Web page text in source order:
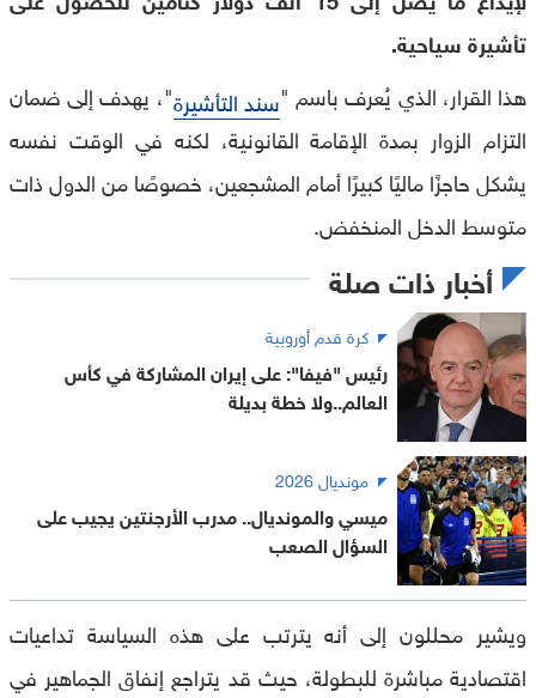
تأشيرة سياحية.
هذا القرار، الذي يُعرف باسم "سند التأشيرة"، يهدف إلى ضمان
التزام الزوار بمدة الإقامة القانونية، لكنه في الوقت نفسه
يشكل حاجزًا ماليًا كبيرًا أمام المشجعين، خصوصًا من الدول ذات
متوسط الدخل المنخفض.
أخبار ذات صلة
كرة قدم أوروبية
رئيس "فيفا": على إيران المشاركة في كأس
العالم..ولا خطة بديلة
مونديال 2026
ميسي والمونديال.. مدرب الأرجنتين يجيب على
السؤال الصعب
ويشير محللون إلى أنه يترتب على هذه السياسة تداعيات
اقتصادية مباشرة للبطولة، حيث قد يتراجع إنفاق الجماهير في